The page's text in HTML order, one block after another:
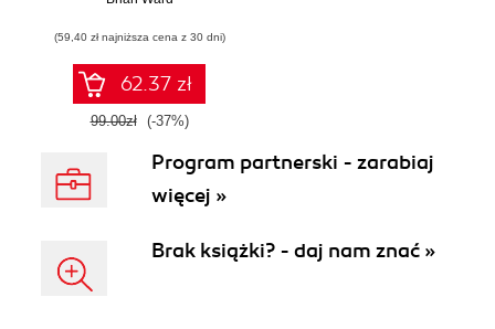
(59,40 zł najniższa cena z 30 dni)
62.37 zł
99.00zł (-37%)
Program partnerski - zarabiaj
więcej »
Brak książki? - daj nam znać »